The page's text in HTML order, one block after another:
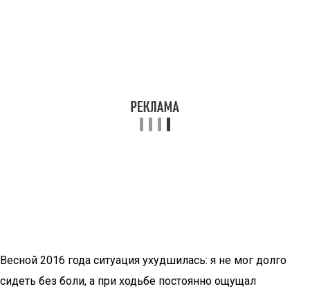
Весной 2016 года ситуация ухудшилась: я не мог долго
сидеть без боли, а при ходьбе постоянно ощущал